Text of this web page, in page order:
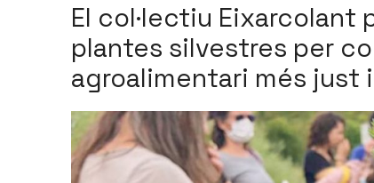
El col·lectiu Eixarcolant
plantes silvestres per
agroalimentari més just